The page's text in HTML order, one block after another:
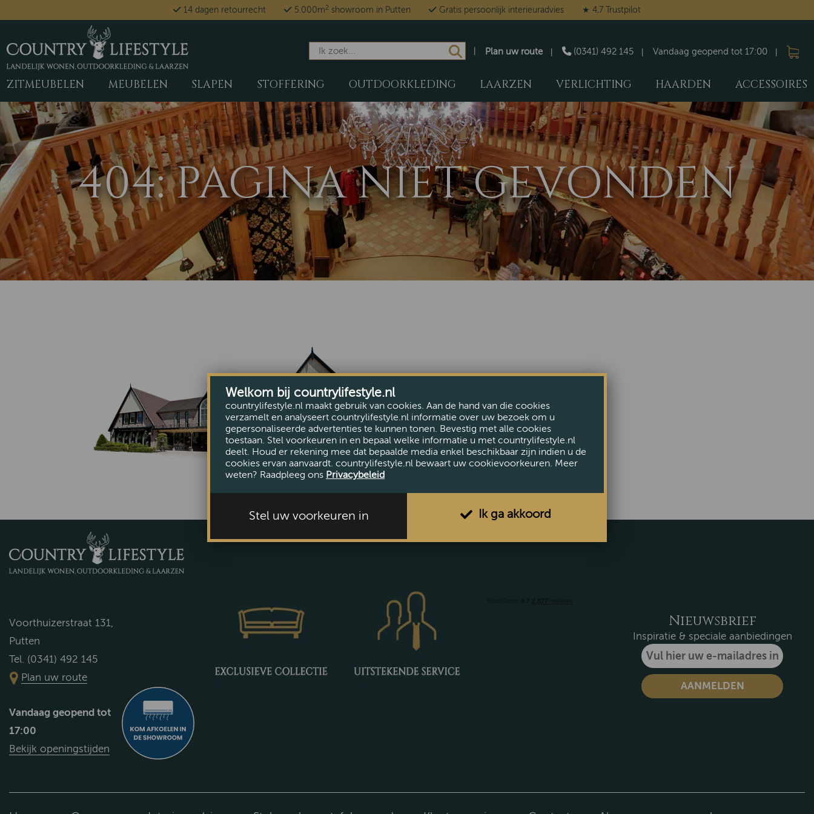
14 dagen retourrecht 5.000m2 showroom in Putten Gratis persoonlijk interieuradvies ★ 4,7 Trustpilot
Vandaag geopend tot 17:00
(0341) 492 145
Plan uw route
ZITMEUBELEN MEUBELEN SLAPEN STOFFERING OUTDOORKLEDING LAARZEN VERLICHTING HAARDEN ACCESSOIRES
404: PAGINA NIET GEVONDEN
Deze pagina bestaat niet meer.
Ga terug naar dehomepage
Voorthuizerstraat 131,
Putten
Tel. (0341) 492 145
Plan uw route
Vandaag geopend tot
17:00
Bekijk openingstijden
Nieuwsbrief
Inspiratie & speciale aanbiedingen
Welkom bij countrylifestyle.nl
countrylifestyle.nl maakt gebruik van cookies. Aan de hand van die cookies
verzamelt en analyseert countrylifestyle.nl informatie over uw bezoek om u
gepersonaliseerde advertenties te kunnen tonen. Bevestig met alle cookies
toestaan. Stel voorkeuren in en bepaal welke informatie u met countrylifestyle.nl
deelt. Houd er rekening mee dat bepaalde media enkel beschikbaar zijn indien u de
cookies ervan aanvaardt. countrylifestyle.nl bewaart uw cookievoorkeuren. Meer
weten? Raadpleeg ons Privacybeleid
Stel uw voorkeuren in Ik ga akkoord